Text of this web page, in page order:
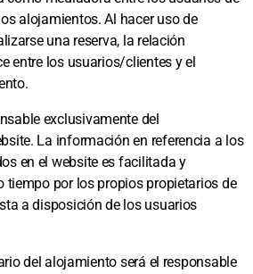
alojamientos. Al hacer uso de
una reserva, la relación
entre los usuarios/clientes y el
exclusivamente del
La información en referencia a los
en el website es facilitada y
tiempo por los propios propietarios de
a disposición de los usuarios
del alojamiento será el responsable